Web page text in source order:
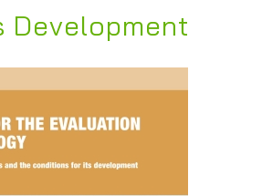
Development